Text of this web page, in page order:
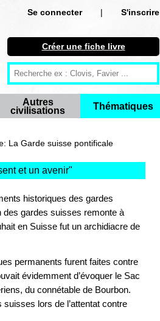
Se connecter |
S'inscrire
S'inscrire
Créer une fiche livre
Antiquité
Moyen Age
Epoque moderne
Thématiques
Créer une fiche livre
Autres
civilisations
Thématiques
La Garde suisse pontificale
et un avenir"
historiques des gardes
des gardes suisses remonte à
en Suisse fut un archidiacre de
permanents furent faites contre
évidemment d’évoquer le Sac
du connétable de Bourbon.
lors de l’attentat contre